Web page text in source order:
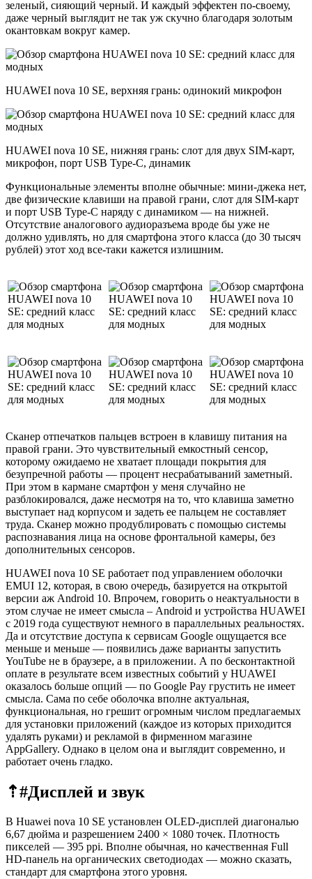
зеленый, сияющий черный. И каждый эффектен по-своему,
даже черный выглядит не так уж скучно благодаря золотым
окантовкам вокруг камер.
HUAWEI nova 10 SE, верхняя грань: одинокий микрофон
HUAWEI nova 10 SE, нижняя грань: слот для двух SIM-карт,
микрофон, порт USB Type-C, динамик
Функциональные элементы вполне обычные: мини-джека нет,
две физические клавиши на правой грани, слот для SIM-карт
и порт USB Type-C наряду с динамиком — на нижней.
Отсутствие аналогового аудиоразъема вроде бы уже не
должно удивлять, но для смартфона этого класса (до 30 тысяч
рублей) этот ход все-таки кажется излишним.
Сканер отпечатков пальцев встроен в клавишу питания на
правой грани. Это чувствительный емкостный сенсор,
которому ожидаемо не хватает площади покрытия для
безупречной работы — процент несрабатываний заметный.
При этом в кармане смартфон у меня случайно не
разблокировался, даже несмотря на то, что клавиша заметно
выступает над корпусом и задеть ее пальцем не составляет
труда. Сканер можно продублировать с помощью системы
распознавания лица на основе фронтальной камеры, без
дополнительных сенсоров.
HUAWEI nova 10 SE работает под управлением оболочки
EMUI 12, которая, в свою очередь, базируется на открытой
версии аж Android 10. Впрочем, говорить о неактуальности в
этом случае не имеет смысла – Android и устройства HUAWEI
с 2019 года существуют немного в параллельных реальностях.
Да и отсутствие доступа к сервисам Google ощущается все
меньше и меньше — появились даже варианты запустить
YouTube не в браузере, а в приложении. А по бесконтактной
оплате в результате всем известных событий у HUAWEI
оказалось больше опций — по Google Pay грустить не имеет
смысла. Сама по себе оболочка вполне актуальная,
функциональная, но грешит огромным числом предлагаемых
для установки приложений (каждое из которых приходится
удалять руками) и рекламой в фирменном магазине
AppGallery. Однако в целом она и выглядит современно, и
работает очень гладко.
⇡#Дисплей и звук
В Huawei nova 10 SE установлен OLED-дисплей диагональю
6,67 дюйма и разрешением 2400 × 1080 точек. Плотность
пикселей — 395 ppi. Вполне обычная, но качественная Full
HD-панель на органических светодиодах — можно сказать,
стандарт для смартфона этого уровня.